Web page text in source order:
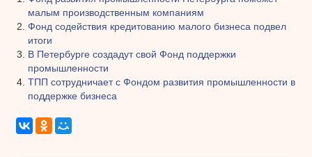
малым производственным компаниям
Фонд содействия кредитованию малого бизнеса подвел
итоги
В Петербурге создадут свой Фонд поддержки
промышленности
ТПП сотрудничает с Фондом развития промышленности в
поддержке бизнеса